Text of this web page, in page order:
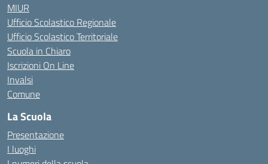
MIUR
Ufficio Scolastico Regionale
Ufficio Scolastico Territoriale
Scuola in Chiaro
Iscrizioni On Line
Invalsi
Comune
La Scuola
Presentazione
I luoghi